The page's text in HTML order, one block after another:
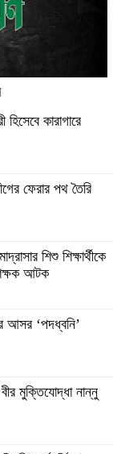
হিসেবে কারাগারে
ফেরার পথ তৈরি
শিশু শিক্ষার্থীকে
আটক
আসর ‘পদধ্বনি’
বীর মুক্তিযোদ্ধা নান্নু